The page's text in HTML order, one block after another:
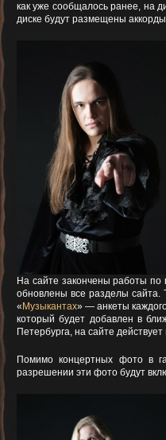
как уже сообщалось ранее, на
диске будут размещены
На сайте закончены работы по
обновлены все разделы сайта.
« Музыкантах» — анкеты
который будет добавлен в
Петербурга, на сайте действует
Помимо концертных фото в
разрешении эти фото будут